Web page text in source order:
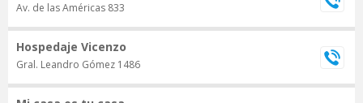
Av. de las Américas 833
Hospedaje Vicenzo
Gral. Leandro Gómez 1486